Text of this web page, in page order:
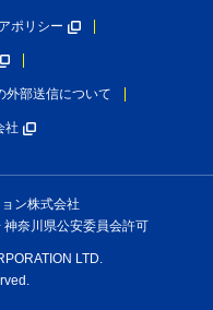
ポリシー
外部送信について
社
ン株式会社
奈川県公安委員会許可
LTD.